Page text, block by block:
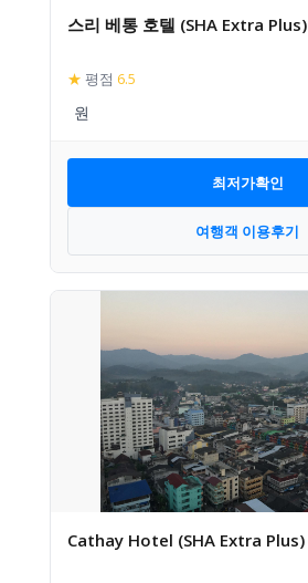
스리 베통 호텔 (SHA Extra Plus)
★ 평점 6.5
최저가확인
여행객 이용후기
Cathay Hotel (SHA Extra Plus)